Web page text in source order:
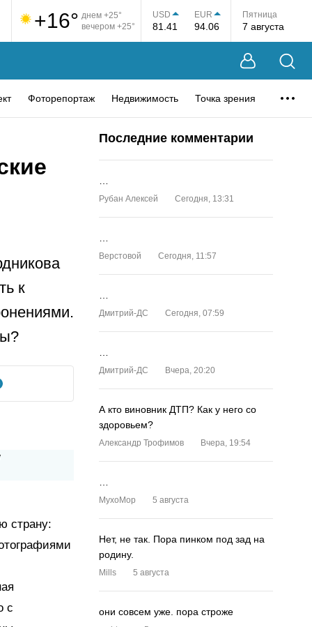
+16° днем +25°
вечером +25°
USD
81.41
EUR
94.06
Пятница
7 августа
Фоторепортаж Недвижимость Точка зрения
к
страну:
с
Последние комментарии
Рубан Алексей Сегодня, 13:31
Верстовой Сегодня, 11:57
Дмитрий-ДС Сегодня, 07:59
Дмитрий-ДС Вчера, 20:20
А кто виновник ДТП? Как у него со
здоровьем?
Александр Трофимов Вчера, 19:54
MyxoMop 5 августа
Нет, не так. Пора пинком под зад на
родину.
Mills 5 августа
они совсем уже. пора строже